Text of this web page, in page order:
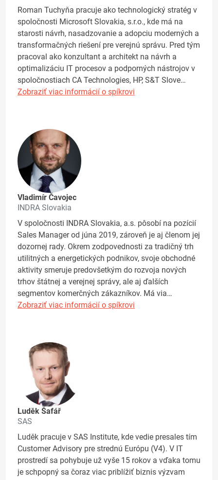
Roman Tuchyňa pracuje ako technologický stratég v
spoločnosti Microsoft Slovakia, s.r.o., kde má na
starosti návrh, nasadzovanie a adopciu moderných a
transformačných riešení pre verejnú správu. Pred tým
pracoval ako konzultant a architekt na návrh a
optimalizáciu IT procesov a podporných nástrojov v
spoločnostiach CA Technologies, HP, S&T Slove…
Zobraziť viac informácií o spíkrovi
Vladimír Čavojec
INDRA Slovakia
V spoločnosti INDRA Slovakia, a.s. pôsobí na pozícií
Sales Manager od júna 2019, zároveň je aj členom jej
dozornej rady. Okrem zodpovednosti za tradičný trh
utilitných a energetických podnikov, svoje obchodné
aktivity smeruje predovšetkým do rozvoja nových
trhov štátnej a verejnej správy, ale aj ďalších
segmentov komerčných zákazníkov. Má via…
Zobraziť viac informácií o spíkrovi
Luděk Šafář
SAS
Luděk pracuje v SAS Institute, kde vedie presales tím
Customer Advisory pre strednú Európu (V4). V IT
prostredí sa pohybuje už vyše 15 rokov a vďaka tomu
je schpopný sa čoraz viac priblížiť biznis výzvam